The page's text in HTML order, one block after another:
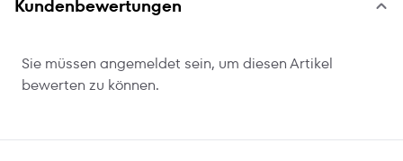
Kundenbewertungen
Sie müssen angemeldet sein, um diesen Artikel
bewerten zu können.